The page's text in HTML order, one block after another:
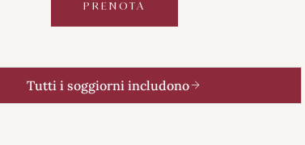
PRENOTA
Tutti i soggiorni includono